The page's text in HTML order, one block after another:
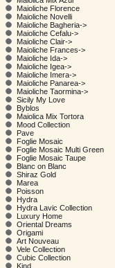
Maioliche Florence
Maioliche Novelli
Maioliche Bagheria->
Maioliche Cefalu->
Maioliche Clair->
Maioliche Frances->
Maioliche Ida->
Maioliche Igea->
Maioliche Imera->
Maioliche Panarea->
Maioliche Taormina->
Sicily My Love
Byblos
Maiolica Mix Tortora
Mood Collection
Pave
Foglie Mosaic
Foglie Mosaic Multi Green
Foglie Mosaic Taupe
Blanc on Blanc
Shiraz Gold
Marea
Poisson
Hydra
Hydra Lavic Collection
Luxury Home
Oriental Dreams
Origami
Art Nouveau
Vele Collection
Cubic Collection
Kind